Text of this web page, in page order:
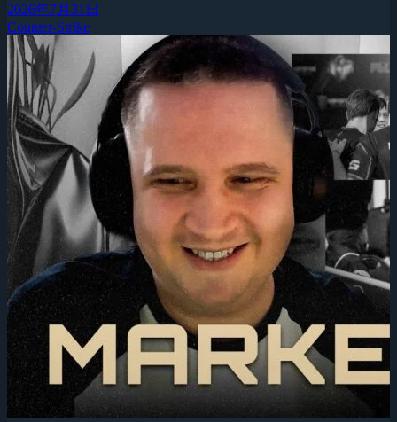
2026年7月31日
Counter-Strike